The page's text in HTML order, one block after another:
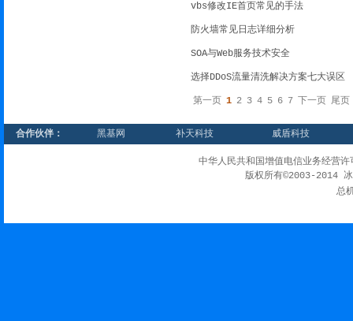
vbs修改IE首页常见的手法
防火墙常见日志详细分析
SOA与Web服务技术安全
选择DDoS流量清洗解决方案七大误区
第一页 1 2 3 4 5 6 7 下一页 尾页
合作伙伴： 黑基网 补天科技 威盾科技
中华人民共和国增值电信业务经营许
版权所有©2003-2014
总